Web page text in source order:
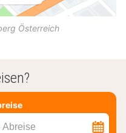
Österreich
Abreise